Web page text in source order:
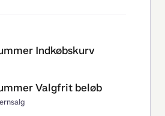
Indkøbskurv
Valgfrit beløb